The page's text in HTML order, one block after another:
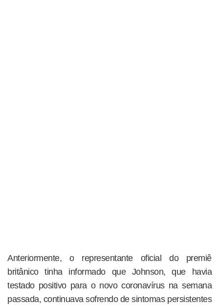
Anteriormente, o representante oficial do premiê
britânico tinha informado que Johnson, que havia
testado positivo para o novo coronavírus na semana
passada, continuava sofrendo de sintomas persistentes